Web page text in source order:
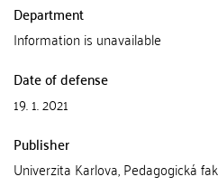
Department
Information is unavailable
Date of defense
19. 1. 2021
Publisher
Univerzita Karlova, Pedagogická